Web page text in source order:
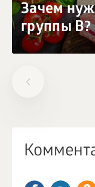
Зачем
группы B?